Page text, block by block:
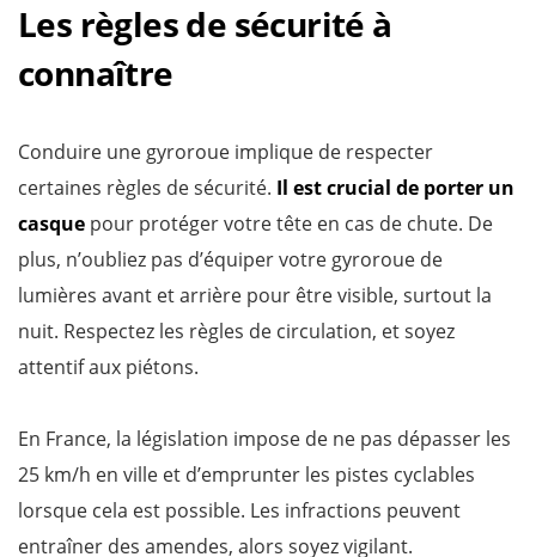
Les règles de sécurité à
connaître
Conduire une gyroroue implique de respecter
certaines règles de sécurité. Il est crucial de porter un
casque pour protéger votre tête en cas de chute. De
plus, n’oubliez pas d’équiper votre gyroroue de
lumières avant et arrière pour être visible, surtout la
nuit. Respectez les règles de circulation, et soyez
attentif aux piétons.
En France, la législation impose de ne pas dépasser les
25 km/h en ville et d’emprunter les pistes cyclables
lorsque cela est possible. Les infractions peuvent
entraîner des amendes, alors soyez vigilant.